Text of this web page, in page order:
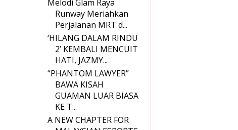
Melodi Glam Raya
Runway Meriahkan
Perjalanan MRT d...
‘HILANG DALAM RINDU
2’ KEMBALI MENCUIT
HATI, JAZMY...
“PHANTOM LAWYER”
BAWA KISAH
GUAMAN LUAR BIASA
KE T...
A NEW CHAPTER FOR